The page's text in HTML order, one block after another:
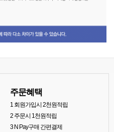
주문혜택
1회원가입시 2천원적립
2주문시 1천원적립
3N Pay구매 간편결제